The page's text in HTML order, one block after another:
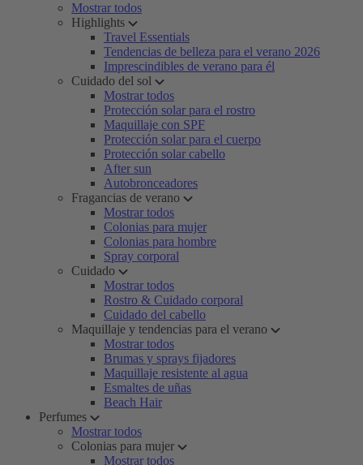
Mostrar todos
Highlights
Travel Essentials
Tendencias de belleza para el verano 2026
Imprescindibles de verano para él
Cuidado del sol
Mostrar todos
Protección solar para el rostro
Maquillaje con SPF
Protección solar para el cuerpo
Protección solar cabello
After sun
Autobronceadores
Fragancias de verano
Mostrar todos
Colonias para mujer
Colonias para hombre
Spray corporal
Cuidado
Mostrar todos
Rostro & Cuidado corporal
Cuidado del cabello
Maquillaje y tendencias para el verano
Mostrar todos
Brumas y sprays fijadores
Maquillaje resistente al agua
Esmaltes de uñas
Beach Hair
Perfumes
Mostrar todos
Colonias para mujer
Mostrar todos